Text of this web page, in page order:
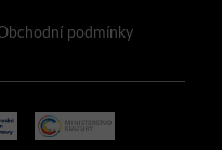
podmínky